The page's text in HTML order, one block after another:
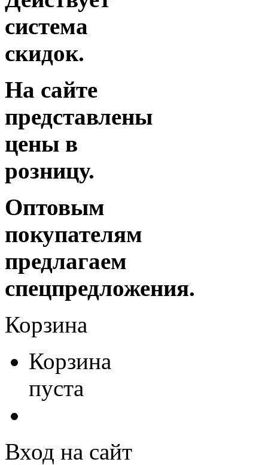
система
скидок.
На сайте
представлены
цены в
розницу.
Оптовым
покупателям
предлагаем
спецпредложения.
Корзина
Корзина
пуста
Вход на сайт